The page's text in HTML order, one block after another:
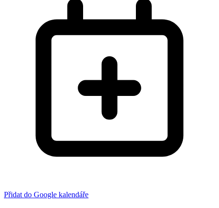
Přidat do Google kalendáře